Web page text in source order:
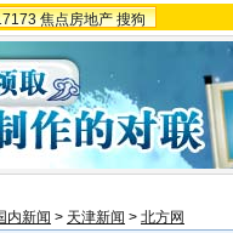
焦点房地产 搜狗
内新闻 > 天津新闻 > 北方网